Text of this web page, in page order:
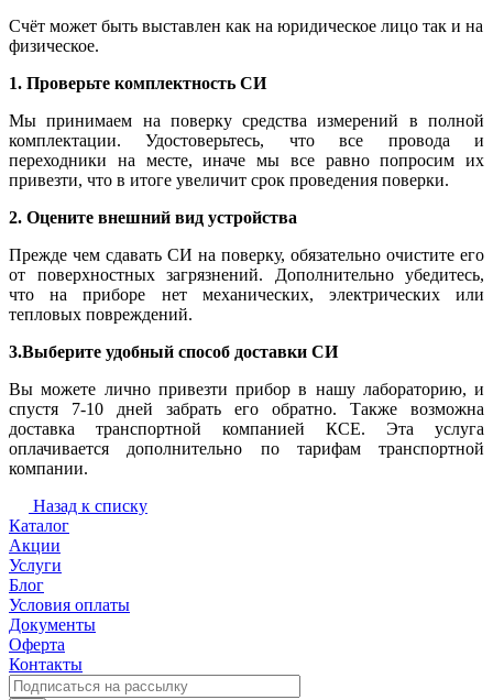
Счёт может быть выставлен как на юридическое лицо так и на
физическое.
1. Проверьте комплектность СИ
Мы принимаем на поверку средства измерений в полной
комплектации. Удостоверьтесь, что все провода и
переходники на месте, иначе мы все равно попросим их
привезти, что в итоге увеличит срок проведения поверки.
2. Оцените внешний вид устройства
Прежде чем сдавать СИ на поверку, обязательно очистите его
от поверхностных загрязнений. Дополнительно убедитесь,
что на приборе нет механических, электрических или
тепловых повреждений.
3.Выберите удобный способ доставки СИ
Вы можете лично привезти прибор в нашу лабораторию, и
спустя 7-10 дней забрать его обратно. Также возможна
доставка транспортной компанией КСЕ. Эта услуга
оплачивается дополнительно по тарифам транспортной
компании.
Назад к списку
Каталог
Акции
Услуги
Блог
Условия оплаты
Документы
Оферта
Контакты